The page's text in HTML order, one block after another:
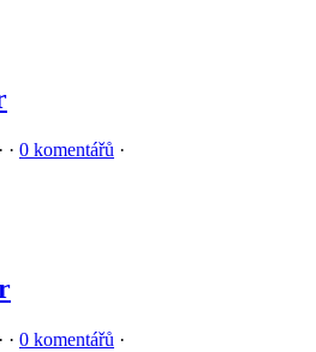
· · 0 komentářů ·
· · 0 komentářů ·